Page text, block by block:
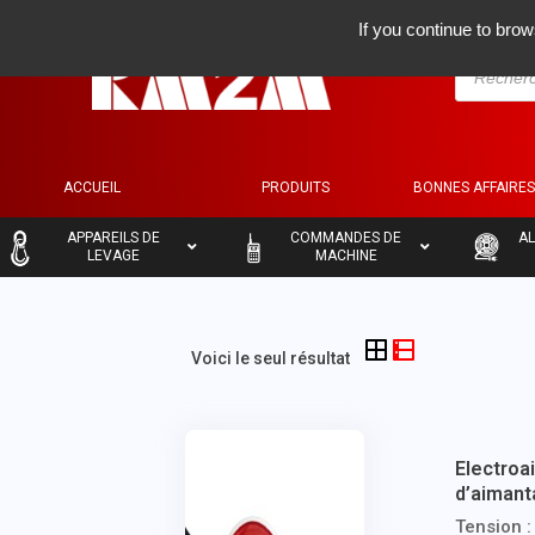
ACCUEIL
– PRODUITS
– BONNES AFFAIRES
–
APPAREILS DE
LEVAGE
COMMANDES DE
MACHINE
Voici le seul résultat
Tension :
If you continue to